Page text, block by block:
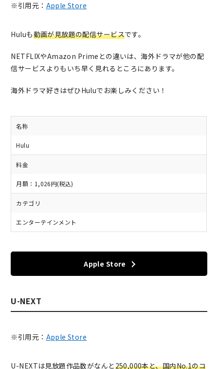
※引用元： Apple Store
Huluも動画が見放題の配信サービスです。
NETFLIXやAmazon Primeとの違いは、海外ドラマが他の配
信サービスよりもいち早く見れるところにあります。
海外ドラマ好きはぜひHuluでお楽しみください！
名称
Hulu
料金
月額：1,026円(税込)
カテゴリ
エンターテインメント
Apple Store
U-NEXT
※引用元： Apple Store
U-NEXTは見放題作品数がなんと250,000本と、国内No.1のコ